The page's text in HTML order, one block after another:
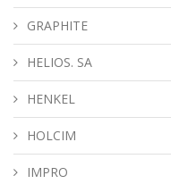
GRAPHITE
HELIOS. SA
HENKEL
HOLCIM
IMPRO